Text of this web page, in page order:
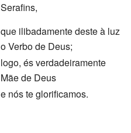
Serafins,
que ilibadamente deste à luz
o Verbo de Deus;
logo, és verdadeiramente
Mãe de Deus
e nós te glorificamos.